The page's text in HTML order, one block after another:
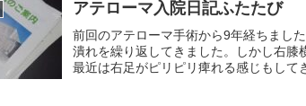
アテローマ入院日記ふたたび
前回のアテローマ手術から9年経ちまし
潰れを繰り返してきました。しかし右膝
最近は右足がピリピリ痺れる感じもして